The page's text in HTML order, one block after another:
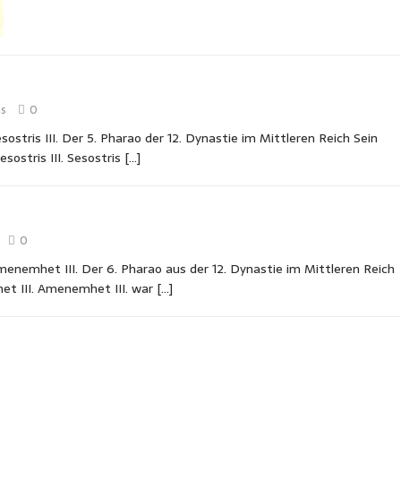
0
III. Der 5. Pharao der 12. Dynastie im Mittleren Reich Sein
III. Sesostris […]
0
III. Der 6. Pharao aus der 12. Dynastie im Mittleren Reich
III. Amenemhet III. war […]